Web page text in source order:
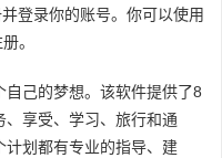
登录你的账号。你可以使用
。
己的梦想。该软件提供了8
享受、学习、旅行和通
计划都有专业的指导、建